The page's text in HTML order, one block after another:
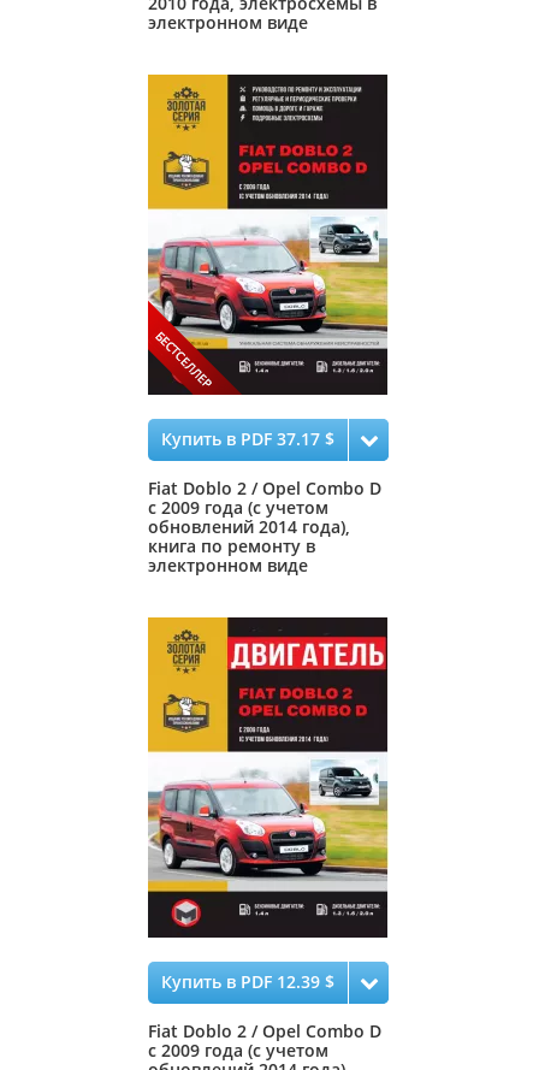
электронном виде
Купить в PDF 37.17 $
Fiat Doblo 2 / Opel Combo D
с 2009 года (с учетом
обновлений 2014 года),
книга по ремонту в
электронном виде
Купить в PDF 12.39 $
Fiat Doblo 2 / Opel Combo D
с 2009 года (с учетом